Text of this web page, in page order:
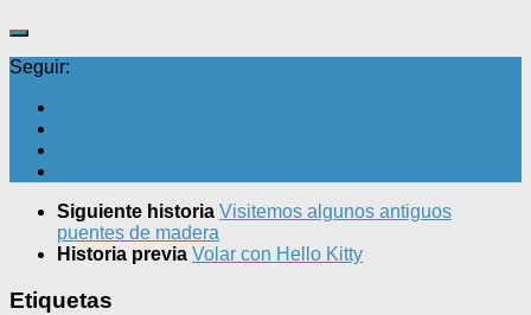
Seguir:
Siguiente historia Visitemos algunos antiguos
puentes de madera
Historia previa Volar con Hello Kitty
Etiquetas